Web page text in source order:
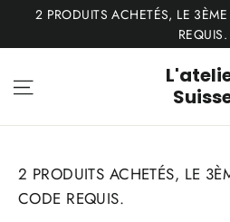
Passer2 PRODUITS ACHETÉS, LE
REQUIS.
2 PRODUITS ACHETÉS, LE
CODE REQUIS.